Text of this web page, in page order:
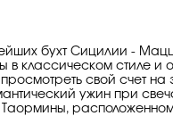
бухт Сицилии -
классическом стиле
свой счет
ужин при